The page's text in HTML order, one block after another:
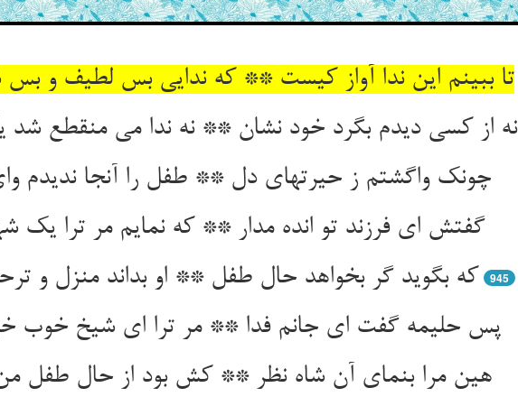
تا ببینم این ندا آواز کیست ** که ندایی بس لطیف و
نه از کسی دیدم بگرد خود نشان ** نه ندا می منقطع شد
چونک واگشتم ز حیرتهای دل ** طفل را آنجا ندیدم
گفتش ای فرزند تو انده مدار ** که نمایم مر ترا یک
که بگوید گر بخواهد حال طفل ** او بداند منزل و
945
پس حلیمه گفت ای جانم فدا ** مر ترا ای شیخ خوب
هین مرا بنمای آن شاه نظر ** کش بود از حال طفل